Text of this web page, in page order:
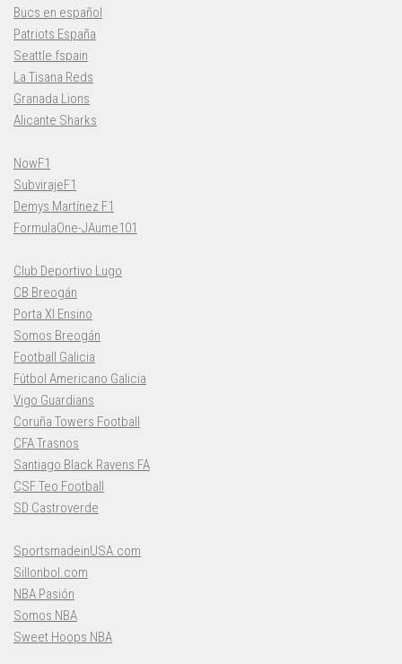
Bucs en español
Patriots España
Seattle fspain
La Tisana Reds
Granada Lions
Alicante Sharks
NowF1
SubvirajeF1
Demys Martínez F1
FormulaOne-JAume101
Club Deportivo Lugo
CB Breogán
Porta XI Ensino
Somos Breogán
Football Galicia
Fútbol Americano Galicia
Vigo Guardians
Coruña Towers Football
CFA Trasnos
Santiago Black Ravens FA
CSF Teo Football
SD Castroverde
SportsmadeinUSA.com
Sillonbol.com
NBA Pasión
Somos NBA
Sweet Hoops NBA